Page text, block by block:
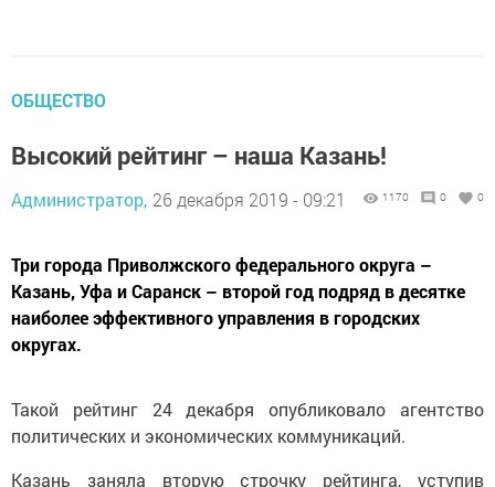
ОБЩЕСТВО
Высокий рейтинг – наша Казань!
Администратор, 26 декабря 2019 - 09:21 1170 0 0
Три города Приволжского федерального округа –
Казань, Уфа и Саранск – второй год подряд в десятке
наиболее эффективного управления в городских
округах.
Такой рейтинг 24 декабря опубликовало агентство
политических и экономических коммуникаций.
Казань заняла вторую строчку рейтинга, уступив